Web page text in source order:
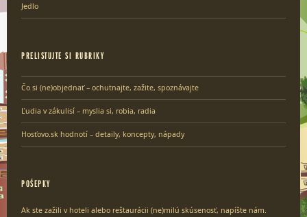
Jedlo
PRELISTUJTE SI RUBRIKY
Čo si (ne)objednať – ochutnajte, zažite, spoznávajte
Ľudia v zákulisí – myslia si, robia, radia
Hosťovo.sk hodnotí – detaily, koncepty, nápady
POŠEPKY
Ak ste zažili v hoteli alebo reštaurácii (ne)milú skúsenosť, napíšte nám.